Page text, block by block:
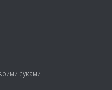
руками.